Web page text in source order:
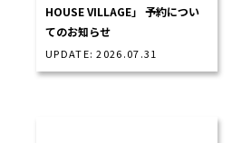
HOUSE VILLAGE」 予約につい
てのお知らせ
UPDATE: 2026.07.31